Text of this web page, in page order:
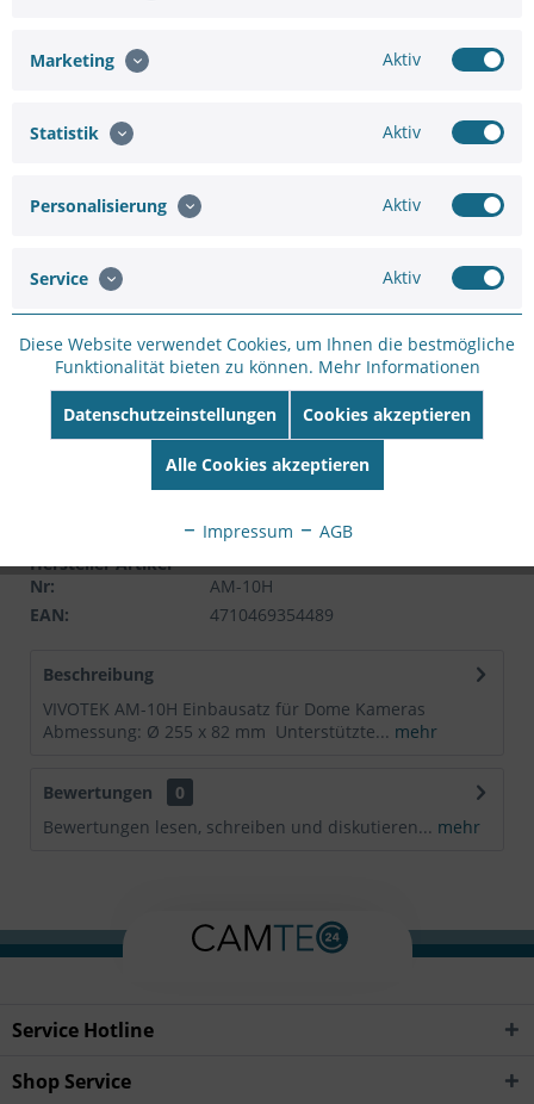
Warenkorb
Bewerten
VIVOTEK
Hersteller Artikel-
Nr:
AM-10H
EAN:
4710469354489
Beschreibung
VIVOTEK AM-10H Einbausatz für Dome Kameras
Abmessung: Ø 255 x 82 mm Unterstützte... mehr
Bewertungen
0
Bewertungen lesen, schreiben und diskutieren... mehr
Service Hotline
Shop Service
Marketing Aktiv
Statistik Aktiv
Personalisierung Aktiv
Service Aktiv
Diese Website verwendet Cookies, um Ihnen die bestmögliche
Funktionalität bieten zu können. Mehr Informationen
Datenschutzeinstellungen Cookies akzeptieren
Alle Cookies akzeptieren
Impressum AGB